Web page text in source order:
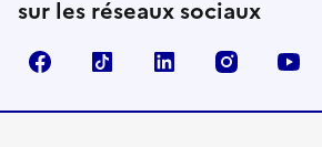
sur les réseaux sociaux
FacebookTikTok LinkedIn Instagram